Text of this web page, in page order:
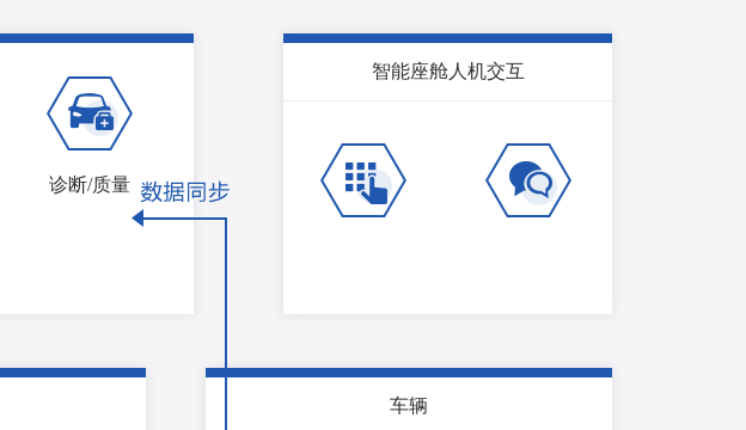
诊断/质量
智能座舱人机交互
车辆